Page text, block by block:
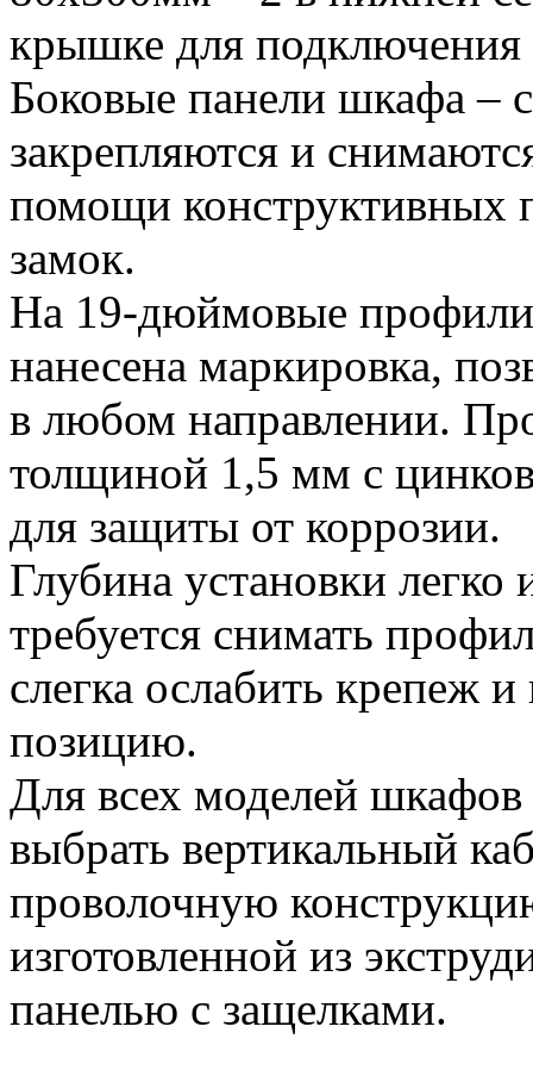
крышке для подключения
Боковые панели шкафа –
закрепляются и
помощи конструктивных
замок.
На 19-дюймовые
нанесена маркировка,
в любом направлении.
толщиной 1,5 мм с
для защиты от коррозии.
Глубина установки легко
требуется снимать
слегка ослабить крепеж
позицию.
Для всех моделей
выбрать вертикальный
проволочную
изготовленной из
панелью с защелками.